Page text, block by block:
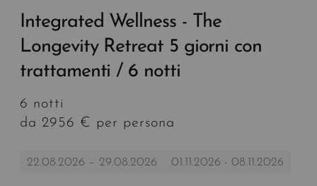
Integrated Wellness - The
Longevity Retreat 5 giorni con
trattamenti / 6 notti
6 notti
da 2956 € per persona
22.08.2026 – 29.08.2026 01.11.2026 - 08.11.2026